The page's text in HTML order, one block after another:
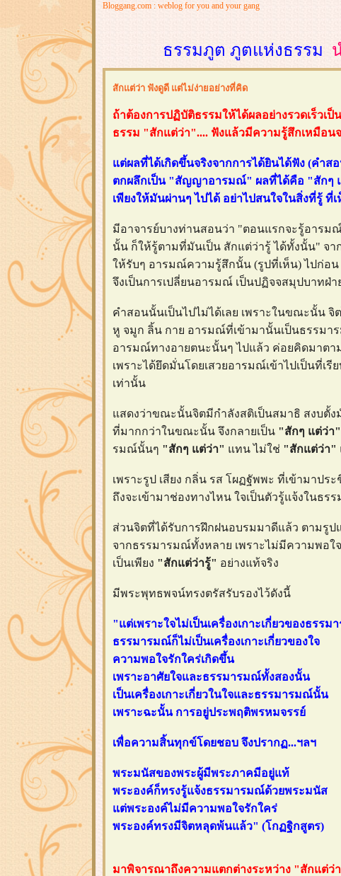
Bloggang.com : weblog for you and your gang
ธรรมภูต ภูตแห่งธรรม
สักแต่ว่า ฟังดูดี แต่ไม่ง่ายอย่างที่คิด
ถ้าต้องการปฏิบัติธรรมให้ได้ผลอย่างรวดเร็วเ
ธรรม "สักแต่ว่า".... ฟังแล้วมีความรู้สึกเหมือน
ต่ผลที่ได้เกิดขึ้นจริงจากการได้ยินได้ฟัง (คำ
ตกผลึกเป็น "สัญญาอารมณ์" ผลที่ได้คือ "สักๆ
เพียงให้มันผ่านๆ ไปได้ อย่าไปสนใจในสิ่งที่รู้ ที่
มีอาจารย์บางท่านสอนว่า "ตอนแรกจะรู้อาร
นั้น ก็ให้รู้ตามที่มันเป็น สักแต่ว่ารู้ ได้ทั้งนั้น" จา
ห้รับๆ อารมณ์ความรู้สึกนั้น (รูปที่เห็น) ไปก่อ
จึงเป็นการเปลี่ยนอารมณ์ เป็นปฏิจจสมุปบาทฝ่า
คำสอนนั้นเป็นไปไม่ได้เลย เพราะในขณะนั้น จิ
หู จมูก ลิ้น กาย อารมณ์ที่เข้ามานั้นเป็นธรรมา
อารมณ์ทางอายตนะนั้นๆ ไปแล้ว ค่อยคิดมาต
เพราะได้ยึดมั่นโดยเสวยอารมณ์เข้าไปเป็นที่เ
เท่านั้น
สดงว่าขณะนั้นจิตมีกำลังสติเป็นสมาธิ สงบตั้ง
ที่มากกว่าในขณะนั้น จึงกลายเป็น "สักๆ แต่ว่า"
รมณ์นั้นๆ "สักๆ แต่ว่า" ทน ไม่ใช่ "สักแต่ว่า"
เพราะรูป เสียง กลิ่น รส โผฏฐัพพะ ที่เข้ามาป
ถึงจะเข้ามาช่องทางไหน ใจเป็นตัวรู้แจ้งใน
ส่วนจิตที่ได้รับการฝึกฝนอบรมมาดีแล้ว ตามรู
จากธรรมารมณ์ทั้งหลาย เพราะไม่มีความพอ
เป็นเพียง "สักแต่ว่ารู้" อย่างแท้จริง
มีพระพุทธพจน์ทรงตรัสรับรองไว้ดังนี้
"แต่เพราะใจไม่เป็นเครื่องเกาะเกี่ยวของธรรม
ธรรมารมณ์ก็ไม่เป็นเครื่องเกาะเกี่ยวของใจ
ความพอใจรักใคร่เกิดขึ้น
เพราะอาศัยใจและธรรมารมณ์ทั้งสองนั้น
เป็นเครื่องเกาะเกี่ยวในใจและธรรมารมณ์นั้น
เพราะฉะนั้น การอยู่ประพฤติพรหมจรรย์
เพื่อความสิ้นทุกข์โดยชอบ จึงปรากฏ...ฯลฯ
พระมนัสของพระผู้มีพระภาคมีอยู่แท้
พระองค์ก็ทรงรู้แจ้งธรรมารมณ์ด้วยพระมนัส
ต่พระองค์ไม่มีความพอใจรักใคร่
พระองค์ทรงมีจิตหลุดพ้นแล้ว" (โกฏฐิกสูตร)
มาพิจารณาถึงความแตกต่างระหว่าง "สักแต่ว่